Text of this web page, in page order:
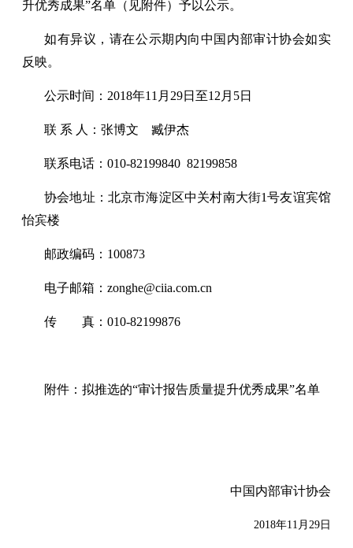
升优秀成果”名单（见附件）予以公示。
如有异议，请在公示期内向中国内部审计协会如实
反映。
公示时间：2018年11月29日至12月5日
联 系 人：张博文 臧伊杰
联系电话：010-82199840 82199858
协会地址：北京市海淀区中关村南大街1号友谊宾馆
怡宾楼
邮政编码：100873
电子邮箱：zonghe@ciia.com.cn
传 真：010-82199876
附件： 拟推选的“审计报告质量提升优秀成果”名单
中国内部审计协会
2018年11月29日